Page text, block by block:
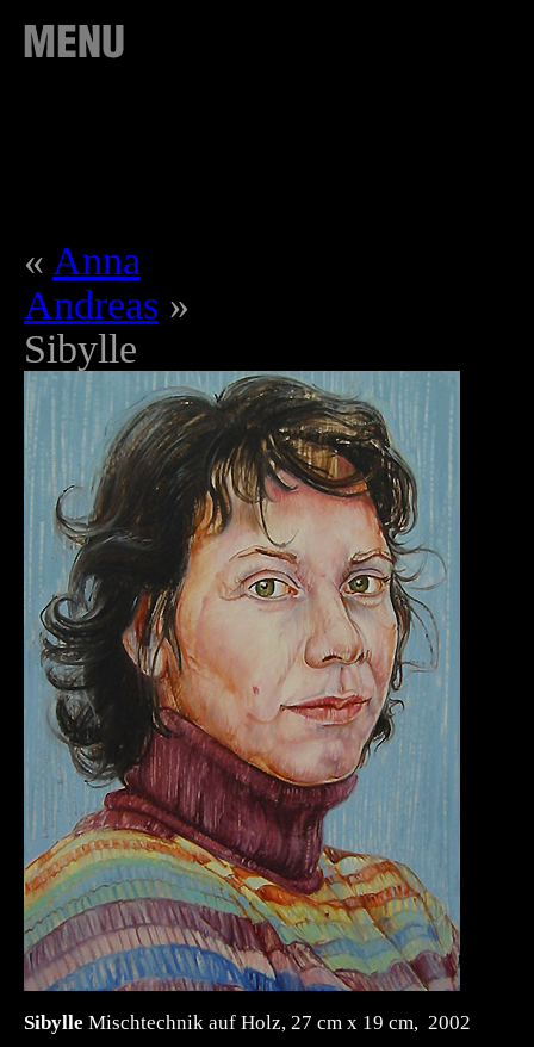
« Anna
Andreas »
Sibylle
Sibylle Mischtechnik auf Holz, 27 cm x 19 cm, 2002